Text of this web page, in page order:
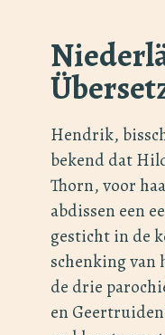
Hendrik,
bekend dat
Thorn, voor
abdissen een
gesticht in de
schenking van
de drie
en